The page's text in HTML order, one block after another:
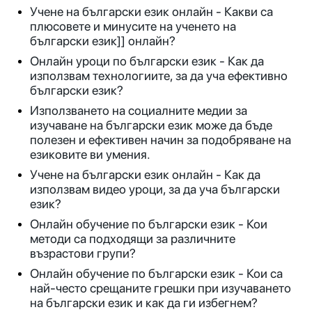
Учене на български език онлайн - Какви са
плюсовете и минусите на ученето на
български език]] онлайн?
Онлайн уроци по български език - Как да
използвам технологиите, за да уча ефективно
български език?
Използването на социалните медии за
изучаване на български език може да бъде
полезен и ефективен начин за подобряване на
езиковите ви умения.
Учене на български език онлайн - Как да
използвам видео уроци, за да уча български
език?
Онлайн обучение по български език - Кои
методи са подходящи за различните
възрастови групи?
Онлайн обучение по български език - Кои са
най-често срещаните грешки при изучаването
на български език и как да ги избегнем?